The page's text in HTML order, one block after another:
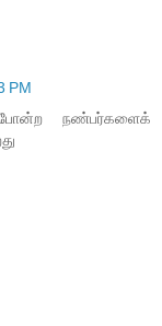
PM
நண்பர்களைக்